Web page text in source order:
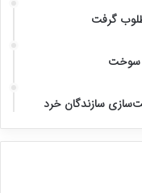
گرفت
سوخت
سازندگان خرد